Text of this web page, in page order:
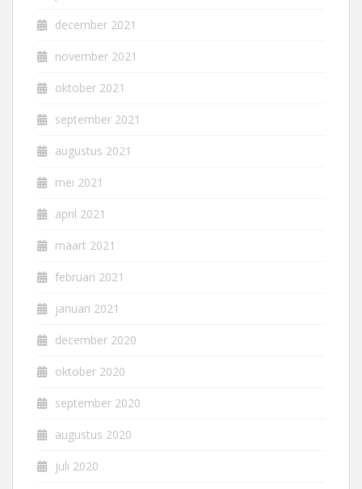
december 2021
november 2021
oktober 2021
september 2021
augustus 2021
mei 2021
april 2021
maart 2021
februari 2021
januari 2021
december 2020
oktober 2020
september 2020
augustus 2020
juli 2020